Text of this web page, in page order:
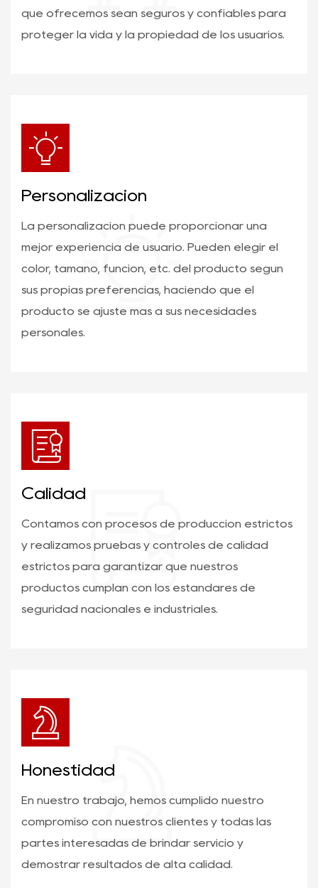
que ofrecemos sean seguros y confiables para
proteger la vida y la propiedad de los usuarios.
Personalización
La personalización puede proporcionar una
mejor experiencia de usuario. Pueden elegir el
color, tamaño, función, etc. del producto según
sus propias preferencias, haciendo que el
producto se ajuste más a sus necesidades
personales.
Calidad
Contamos con procesos de producción estrictos
y realizamos pruebas y controles de calidad
estrictos para garantizar que nuestros
productos cumplan con los estándares de
seguridad nacionales e industriales.
Honestidad
En nuestro trabajo, hemos cumplido nuestro
compromiso con nuestros clientes y todas las
partes interesadas de brindar servicio y
demostrar resultados de alta calidad.